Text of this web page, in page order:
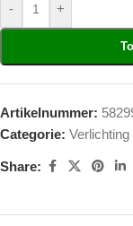
- +
Artikelnummer:
Categorie:
Share: